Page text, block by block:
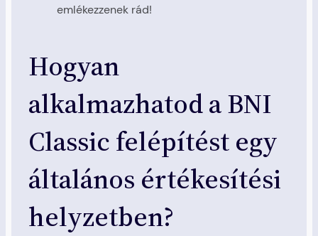
emlékezzenek rád!
Hogyan
alkalmazhatod a BNI
Classic felépítést egy
általános értékesítési
helyzetben?